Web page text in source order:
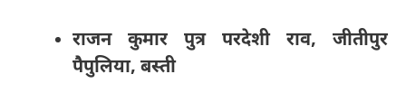
राजन कुमार पुत्र परदेशी राव, जीतीपुर
पैपुलिया, बस्ती